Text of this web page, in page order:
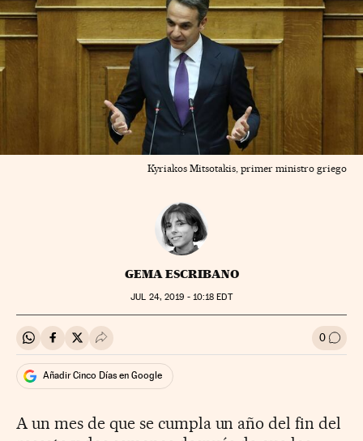
Kyriakos Mitsotakis, primer ministro griego
GEMA ESCRIBANO
JUL 24, 2019 - 10:18 EDT
Compartir en Whatsapp
Compartir en Facebook
Compartir en Twitter
Desplegar Redes Sociales 0 Ir a
Añadir Cinco Días en Google
A un mes de que se cumpla un año del fin del